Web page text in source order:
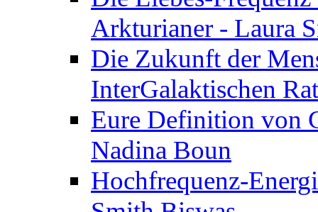
Arkturianer - Laura
Die Zukunft der
InterGalaktischen
Eure Definition von
Nadina Boun
Hochfrequenz-